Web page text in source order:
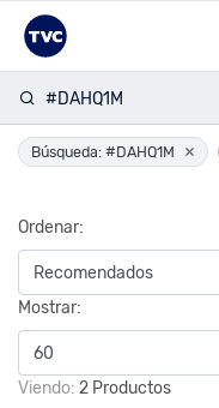
#DAHQ1M
Búsqueda: #DAHQ1M ×
Ordenar:
Mostrar:
Viendo: 2 Productos